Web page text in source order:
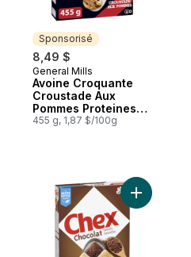
Sponsorisé
8,49 $
Sponsorisé
General Mills
Avoine Croquante
Croustade Aux
Pommes Proteines
Cereales
455 g, 1,87 $/100g